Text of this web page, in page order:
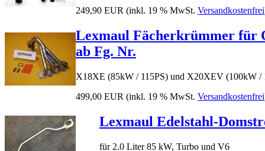
249,90 EUR (inkl. 19 % MwSt. Versandkostenfrei
Lexmaul Fächerkrümmer für
ab Fg. Nr.
X18XE (85kW / 115PS) und X20XEV (100kW /
499,00 EUR (inkl. 19 % MwSt. Versandkostenfrei
Lexmaul Edelstahl-
für 2.0 Liter 85 kW, Turbo und V6